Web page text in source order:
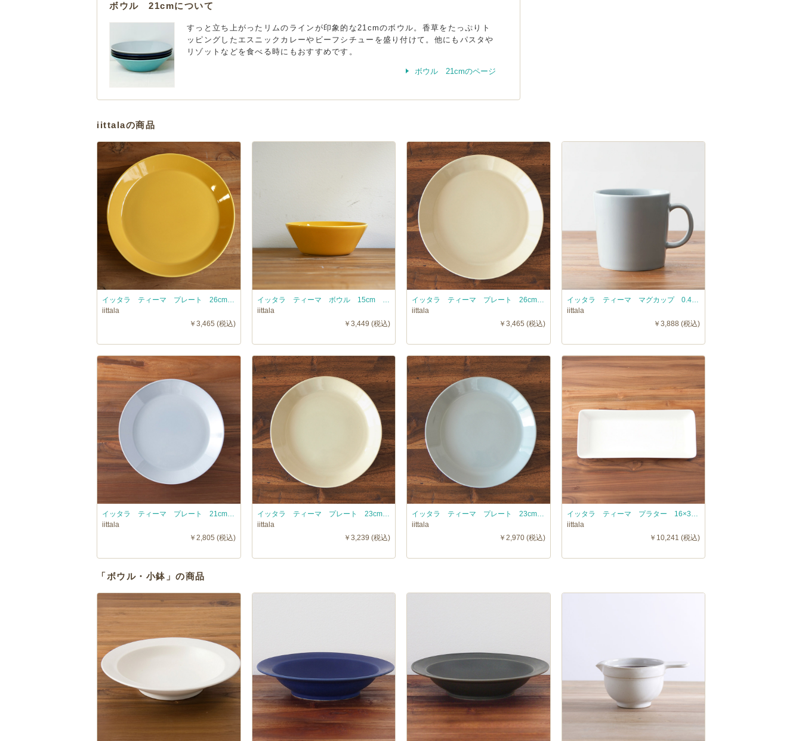
ボウル 21cmについて
すっと立ち上がったリムのラインが印象的な21cmのボウル。香草をたっぷりト
ッピングしたエスニックカレーやビーフシチューを盛り付けて。他にもパスタや
リゾットなどを食べる時にもおすすめです。
ボウル 21cmのページ
iittalaの商品
イッタラ ティーマ プレート 26cm ハニー / iittala TEEMA
iittala
￥3,465 (税込)
イッタラ ティーマ ボウル 15cm ハニー / iittala TEEMA
iittala
￥3,449 (税込)
イッタラ ティーマ プレート 26cm リネン / iittala TEEMA
iittala
￥3,465 (税込)
イッタラ ティーマ マグカップ 0.4L パールグレー / iittala TEEMA
iittala
￥3,888 (税込)
イッタラ ティーマ プレート 21cm パールグレー / iittala TEEMA
iittala
￥2,805 (税込)
イッタラ ティーマ プレート 23cm リネン / iittala TEEMA
iittala
￥3,239 (税込)
イッタラ ティーマ プレート 23cm パールグレー / iittala TEEMA
iittala
￥2,970 (税込)
イッタラ ティーマ プラター 16×37cm ホワイト / iittala TEEMA
iittala
￥10,241 (税込)
「ボウル・小鉢」の商品